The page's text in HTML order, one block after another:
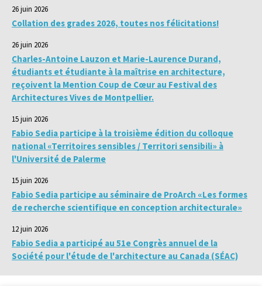
26 juin 2026
Collation des grades 2026, toutes nos félicitations!
26 juin 2026
Charles-Antoine Lauzon et Marie-Laurence Durand,
étudiants et étudiante à la maîtrise en architecture,
reçoivent la Mention Coup de Cœur au Festival des
Architectures Vives de Montpellier.
15 juin 2026
Fabio Sedia participe à la troisième édition du colloque
national «Territoires sensibles / Territori sensibili» à
l'Université de Palerme
15 juin 2026
Fabio Sedia participe au séminaire de ProArch «Les formes
de recherche scientifique en conception architecturale»
12 juin 2026
Fabio Sedia a participé au 51e Congrès annuel de la
Société pour l'étude de l'architecture au Canada (SÉAC)